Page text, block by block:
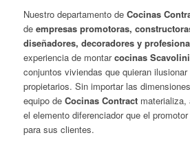
Nuestro departamento de Cocinas
de empresas promotoras,
diseñadores, decoradores y
experiencia de montarcocinas Scavolini
conjuntos viviendas que quieran
propietarios. Sin importar las
equipo de Cocinas Contractmaterializa,
el elemento diferenciador que el
para sus clientes.